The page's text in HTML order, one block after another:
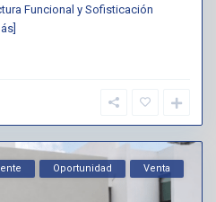
Funcional y Sofisticación
Oportunidad Venta